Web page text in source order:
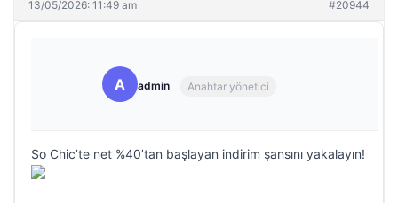
13/05/2026: 11:49 am #20944
A admin Anahtar yönetici
So Chic’te net %40’tan başlayan indirim şansını yakalayın!